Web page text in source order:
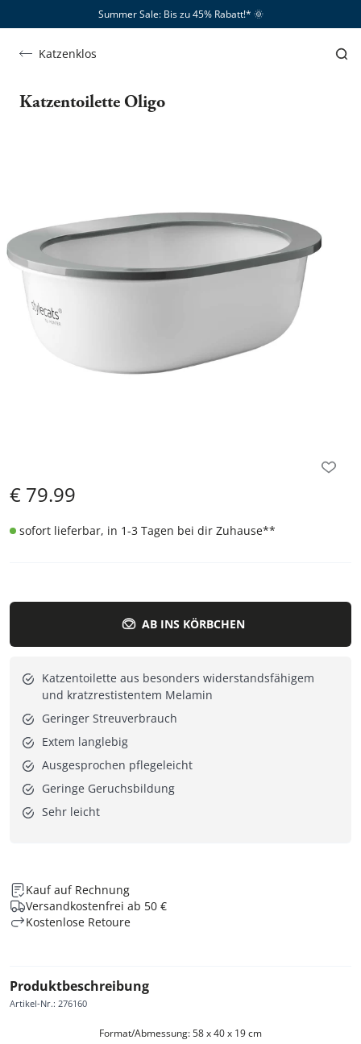
Summer Sale: Bis zu 45% Rabatt!*​ 🌞
Katzenklos
Katzentoilette Oligo
€ 79.99
sofort lieferbar, in 1-3 Tagen bei dir Zuhause**
AB INS KÖRBCHEN
Katzentoilette aus besonders widerstandsfähigem
und kratzrestistentem Melamin
Geringer Streuverbrauch
Extem langlebig
Ausgesprochen pflegeleicht
Geringe Geruchsbildung
Sehr leicht
Kauf auf Rechnung
Versandkostenfrei ab 50 €
Kostenlose Retoure
Produktbeschreibung
Artikel-Nr.: 276160
Format/Abmessung: 58 x 40 x 19 cm